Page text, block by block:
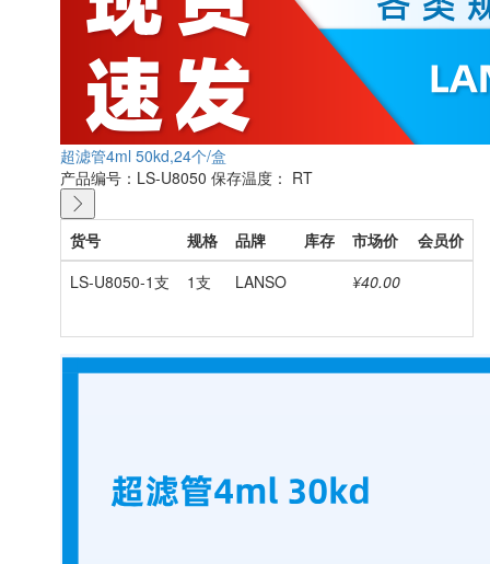
超滤管4ml 50kd,24个/盒
产品编号：LS-U8050 保存温度： RT
货号 规格 品牌 库存 市场价 会员价
LS-U8050-1支
1支 LANSO ¥40.00